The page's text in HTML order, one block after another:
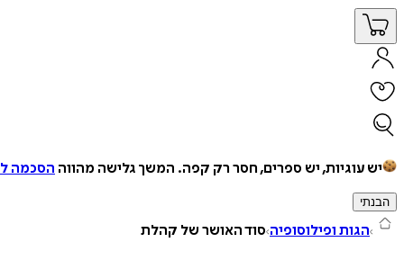
יש עוגיות, יש ספרים, חסר רק קפה. המשך גלישה מהווה הסכמה
הבנתי
הגות ופילוסופיה סוד האושר של קהלת